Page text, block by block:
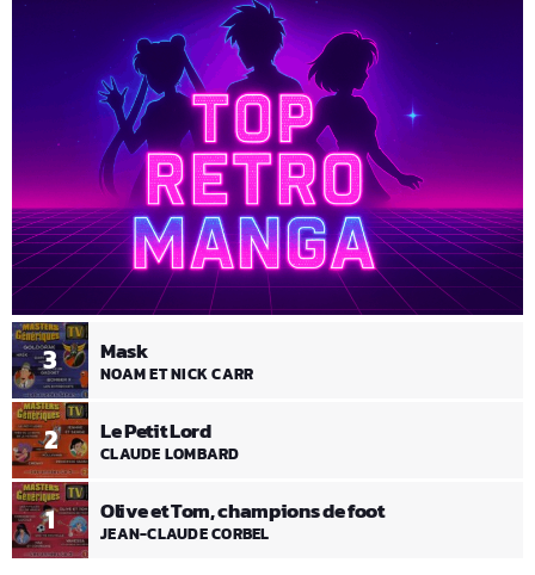
1 Olive et Tom, champions de foot
JEAN-CLAUDE CORBEL
2 Le Petit Lord
CLAUDE LOMBARD
3 Mask
NOAM ET NICK CARR